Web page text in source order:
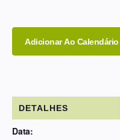
Adicionar Ao Calendário
DETALHES
Data: